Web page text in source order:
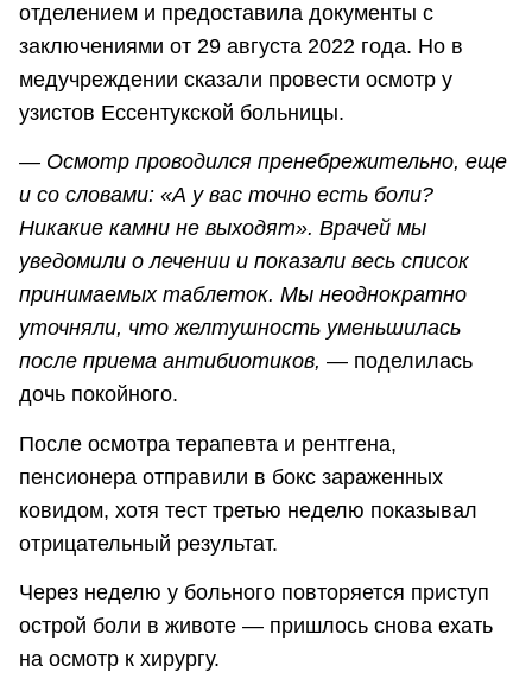
отделением и предоставила документы с
заключениями от 29 августа 2022 года. Но в
медучреждении сказали провести осмотр у
узистов Ессентукской больницы.
— Осмотр проводился пренебрежительно, еще
и со словами: «А у вас точно есть боли?
Никакие камни не выходят». Врачей мы
уведомили о лечении и показали весь список
принимаемых таблеток. Мы неоднократно
уточняли, что желтушность уменьшилась
после приема антибиотиков, — поделилась
дочь покойного.
После осмотра терапевта и рентгена,
пенсионера отправили в бокс зараженных
ковидом, хотя тест третью неделю показывал
отрицательный результат.
Через неделю у больного повторяется приступ
острой боли в животе — пришлось снова ехать
на осмотр к хирургу.